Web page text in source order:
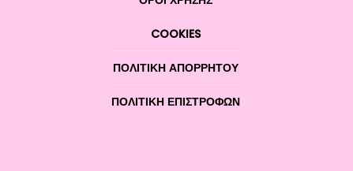
COOKIES
ΠΟΛΙΤΙΚΉ ΑΠΟΡΡΉΤΟΥ
ΠΟΛΙΤΙΚΉ ΕΠΙΣΤΡΟΦΏΝ